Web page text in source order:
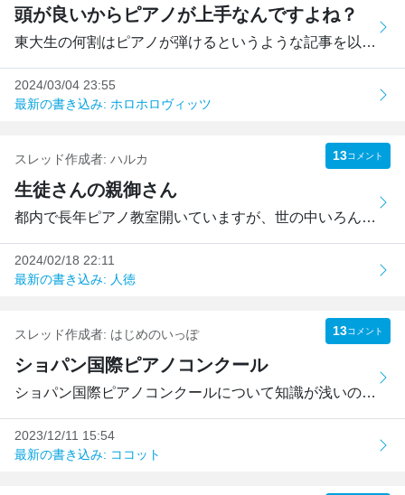
頭が良いからピアノが上手なんですよね？
東大生の何割はピアノが弾けるというような記事を以前見たこ...
2024/03/04 23:55
最新の書き込み: ホロホロヴィッツ
スレッド作成者: ハルカ 13コメント
生徒さんの親御さん
都内で長年ピアノ教室開いていますが、世の中いろんな事件が...
2024/02/18 22:11
最新の書き込み: 人徳
スレッド作成者: はじめのいっぽ 13コメント
ショパン国際ピアノコンクール
ショパン国際ピアノコンクールについて知識が浅いので、教え...
2023/12/11 15:54
最新の書き込み: ココット